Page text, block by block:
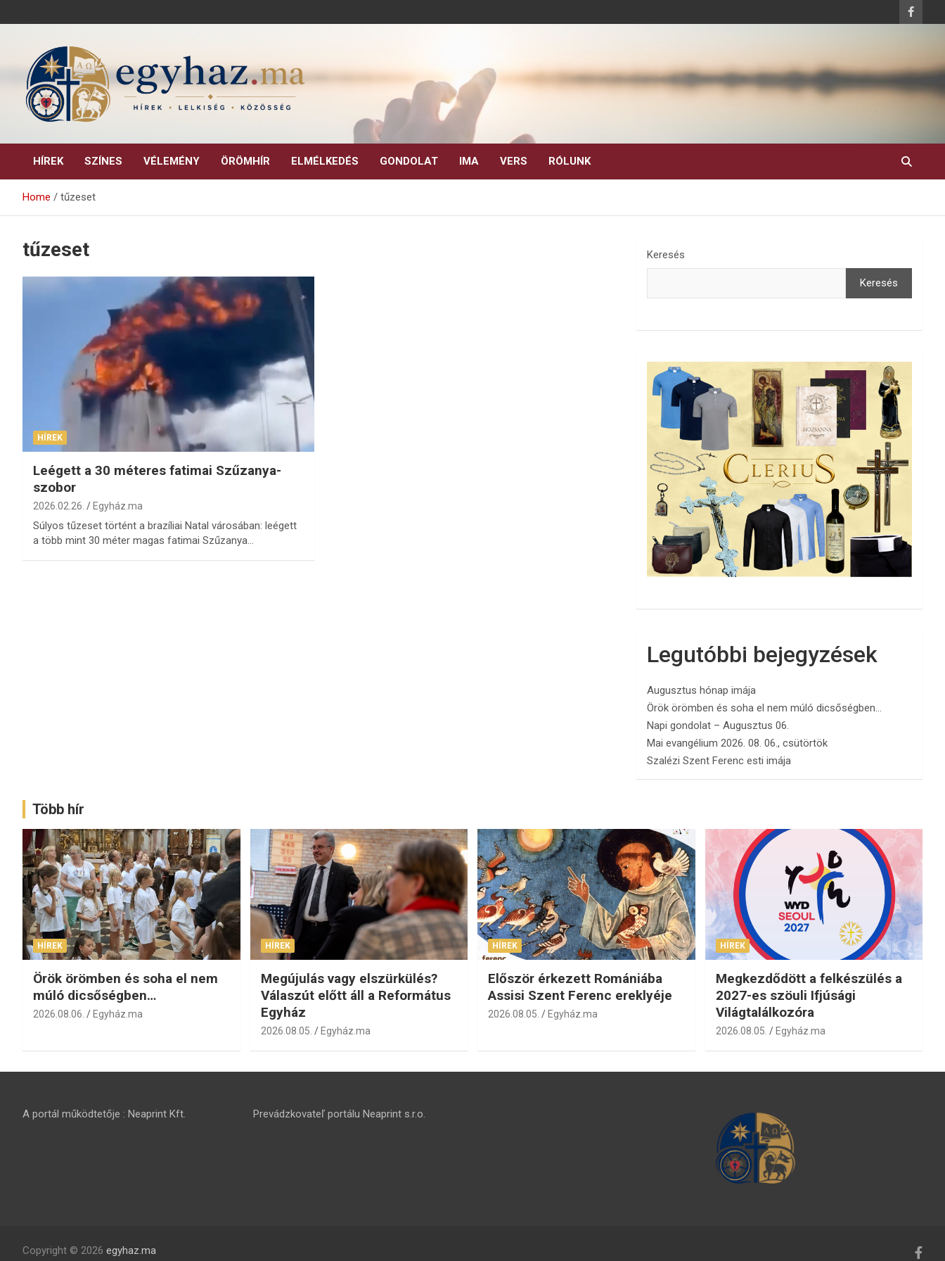
to
egyhaz.ma
HÍREK SZÍNES VÉLEMÉNY ÖRÖMHÍR ELMÉLKEDÉS GONDOLAT IMA VERS RÓLUNK
Home tűzeset
tűzeset
HÍREK
Leégett a 30 méteres fatimai Szűzanya-
szobor
2026.02.26. Egyház.ma
Súlyos tűzeset történt a brazíliai Natal városában: leégett
a több mint 30 méter magas fatimai Szűzanya…
Keresés
Keresés
Legutóbbi bejegyzések
Augusztus hónap imája
Örök örömben és soha el nem múló dicsőségben…
Napi gondolat – Augusztus 06.
Mai evangélium 2026. 08. 06., csütörtök
Szalézi Szent Ferenc esti imája
Több hír
HÍREK
Örök örömben és soha el nem
múló dicsőségben…
2026.08.06. Egyház.ma
HÍREK
Megújulás vagy elszürkülés?
Válaszút előtt áll a Református
Egyház
2026.08.05. Egyház.ma
HÍREK
Először érkezett Romániába
Assisi Szent Ferenc ereklyéje
2026.08.05. Egyház.ma
HÍREK
Megkezdődött a felkészülés a
2027-es szöuli Ifjúsági
Világtalálkozóra
2026.08.05. Egyház.ma
A portál működtetője : Neaprint Kft. Prevádzkovateľ portálu Neaprint s.r.o.
Copyright © 2026 egyhaz.ma